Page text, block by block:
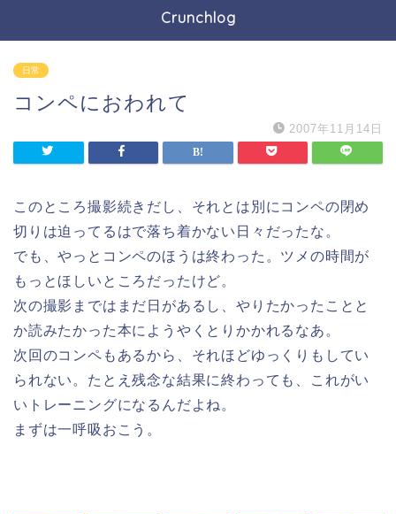
Crunchlog
日常
コンペにおわれて
2007年11月14日
このところ撮影続きだし、それとは別にコンペの閉め
切りは迫ってるはで落ち着かない日々だったな。
でも、やっとコンペのほうは終わった。ツメの時間が
もっとほしいところだったけど。
次の撮影まではまだ日があるし、やりたかったことと
か読みたかった本にようやくとりかかれるなあ。
次回のコンペもあるから、それほどゆっくりもしてい
られない。たとえ残念な結果に終わっても、これがい
いトレーニングになるんだよね。
まずは一呼吸おこう。